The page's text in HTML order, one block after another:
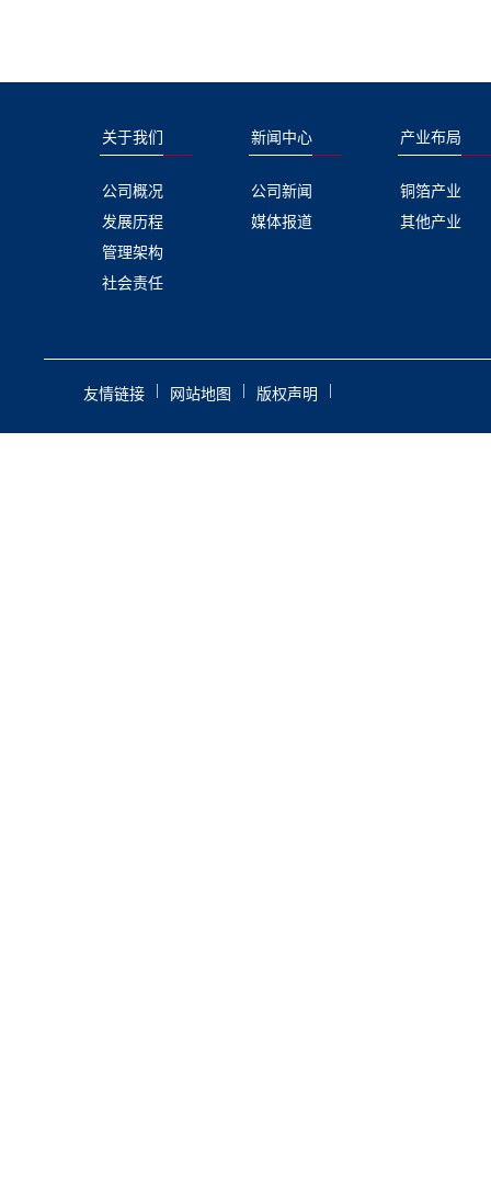
关于我们
公司概况
发展历程
管理架构
社会责任
新闻中心
公司新闻
媒体报道
产业布局
铜箔产业
其他产业
友情链接 | 网站地图 | 版权声明 |